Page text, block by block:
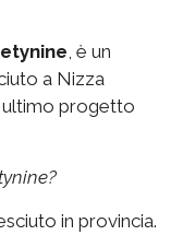
, è un
a Nizza
ultimo progetto
in provincia.